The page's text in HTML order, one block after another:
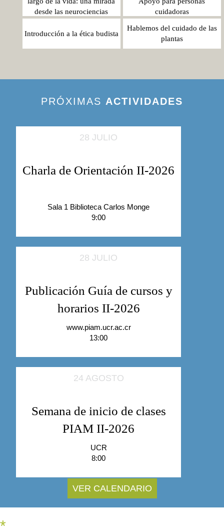
desde las neurociencias
cuidadoras
Introducción a la ética budista
Hablemos del cuidado de las
plantas
PRÓXIMAS ACTIVIDADES
28 JULIO
Charla de Orientación II-2026
Sala 1 Biblioteca Carlos Monge
9:00
28 JULIO
Publicación Guía de cursos y
horarios II-2026
www.piam.ucr.ac.cr
13:00
24 AGOSTO
Semana de inicio de clases
PIAM II-2026
UCR
8:00
VER CALENDARIO